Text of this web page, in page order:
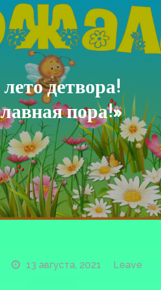
детвора!
пора!»
13 августа, 2021
Leave